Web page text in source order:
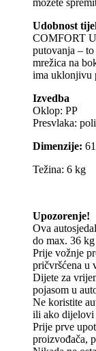
možete
Udobnost
COMFORT
putovanja –
mrežica na
ima uklonjivu
Izvedba
Oklop: PP
Presvlaka:
Dimenzije:
Težina: 6 kg
Upozorenje!
Ova
do max. 36 kg
Prije vožnje
pričvršćena u
Dijete za
pojasom u
Ne koristite
ili ako dijelovi
Prije prve
proizvođača,